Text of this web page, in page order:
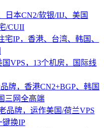
日本CN2/软银/IIJ、美国
/CUII
宅IP，香港、台湾、韩国、
国VPS，13个机房，国际线
牌，香港CN2+BGP、韩国
三网全高端
品牌，运作美国/荷兰VPS
键换IP